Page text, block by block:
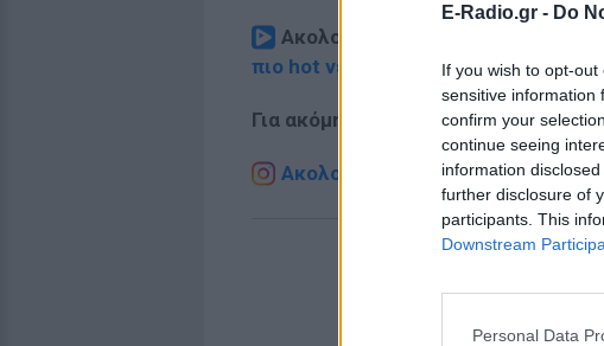
E-Radio.gr - Do
If you wish to opt-
sensitive information
confirm your
continue seeing
information
further disclosure of
participants. This
Downstream
Personal Data
Ακολουθήστε το E-Radio.gr στο
πιο hot νέα
Για ακόμη περισσότερανέα, μπείτε
Ακολουθήστε το E-Radio.gr και